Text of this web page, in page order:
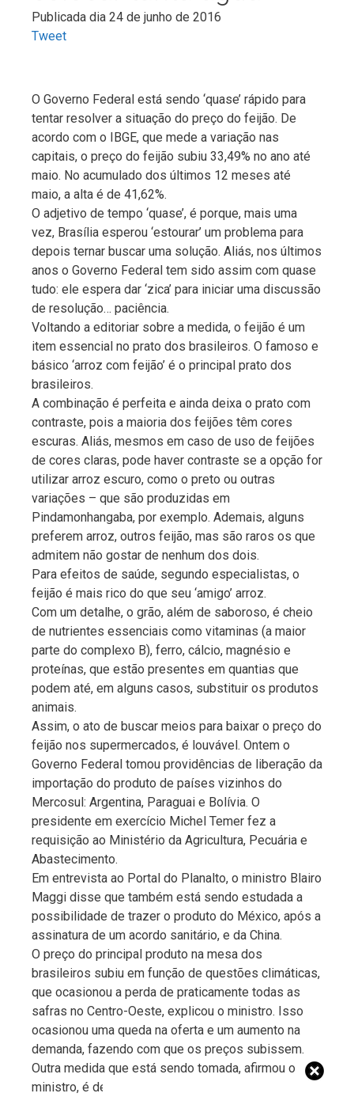
Publicada dia 24 de junho de 2016
Tweet
O Governo Federal está sendo ‘quase’ rápido para
tentar resolver a situação do preço do feijão. De
acordo com o IBGE, que mede a variação nas
capitais, o preço do feijão subiu 33,49% no ano até
maio. No acumulado dos últimos 12 meses até
maio, a alta é de 41,62%.
O adjetivo de tempo ‘quase’, é porque, mais uma
vez, Brasília esperou ‘estourar’ um problema para
depois ternar buscar uma solução. Aliás, nos últimos
anos o Governo Federal tem sido assim com quase
tudo: ele espera dar ‘zica’ para iniciar uma discussão
de resolução… paciência.
Voltando a editoriar sobre a medida, o feijão é um
item essencial no prato dos brasileiros. O famoso e
básico ‘arroz com feijão’ é o principal prato dos
brasileiros.
A combinação é perfeita e ainda deixa o prato com
contraste, pois a maioria dos feijões têm cores
escuras. Aliás, mesmos em caso de uso de feijões
de cores claras, pode haver contraste se a opção for
utilizar arroz escuro, como o preto ou outras
variações – que são produzidas em
Pindamonhangaba, por exemplo. Ademais, alguns
preferem arroz, outros feijão, mas são raros os que
admitem não gostar de nenhum dos dois.
Para efeitos de saúde, segundo especialistas, o
feijão é mais rico do que seu ‘amigo’ arroz.
Com um detalhe, o grão, além de saboroso, é cheio
de nutrientes essenciais como vitaminas (a maior
parte do complexo B), ferro, cálcio, magnésio e
proteínas, que estão presentes em quantias que
podem até, em alguns casos, substituir os produtos
animais.
Assim, o ato de buscar meios para baixar o preço do
feijão nos supermercados, é louvável. Ontem o
Governo Federal tomou providências de liberação da
importação do produto de países vizinhos do
Mercosul: Argentina, Paraguai e Bolívia. O
presidente em exercício Michel Temer fez a
requisição ao Ministério da Agricultura, Pecuária e
Abastecimento.
Em entrevista ao Portal do Planalto, o ministro Blairo
Maggi disse que também está sendo estudada a
possibilidade de trazer o produto do México, após a
assinatura de um acordo sanitário, e da China.
O preço do principal produto na mesa dos
brasileiros subiu em função de questões climáticas,
que ocasionou a perda de praticamente todas as
safras no Centro-Oeste, explicou o ministro. Isso
ocasionou uma queda na oferta e um aumento na
demanda, fazendo com que os preços subissem.
Outra medida que está sendo tomada, afirmou o
ministro, é de negociar com grandes redes de